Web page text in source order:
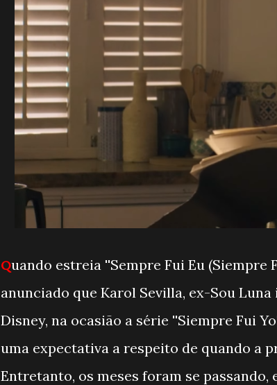
Quando estreia ''Sempre Fui Eu (Siempre
anunciado que Karol Sevilla, ex-Sou
Disney, na ocasião a série ''Siempre Fui
uma expectativa a respeito de quando a
Entretanto, os meses foram se passando,